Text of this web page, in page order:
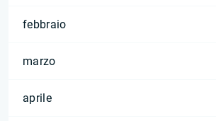
febbraio
marzo
aprile